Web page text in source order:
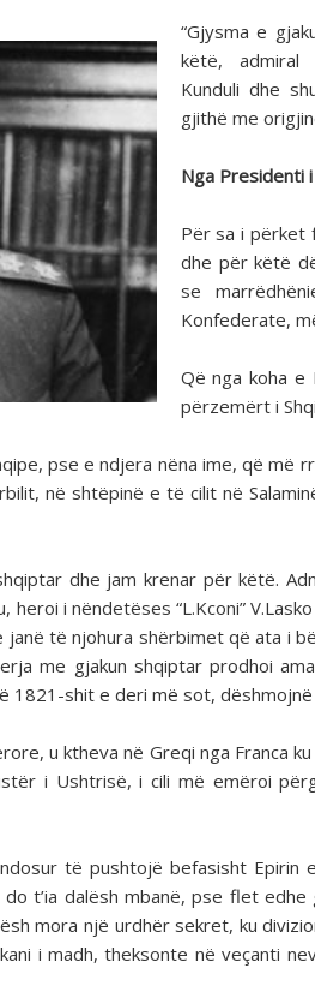
“Gjysma e
këtë, admiral
Kunduli dhe
gjithë me
Nga Presidenti
Për sa i përket
dhe për këtë
se
Konfederate,
Që nga koha e
përzemërt i
pse e ndjera nëna ime, që më
në shtëpinë e të cilit në
dhe jam krenar për këtë.
heroi i nëndetëses “L.Kconi”
të njohura shërbimet që ata i
me gjakun shqiptar prodhoi
1821-shit e deri më sot,
u ktheva në Greqi nga Franca
i Ushtrisë, i cili më emëroi
të pushtojë befasisht Epirin
do t’ia dalësh mbanë, pse flet
mora një urdhër sekret, ku
i madh, theksonte në veçanti